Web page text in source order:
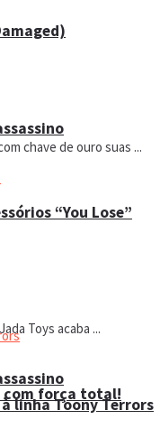
à linha Toony Terrors
chave de ouro suas ...
“You Lose”
Toys acaba ...
com força total!